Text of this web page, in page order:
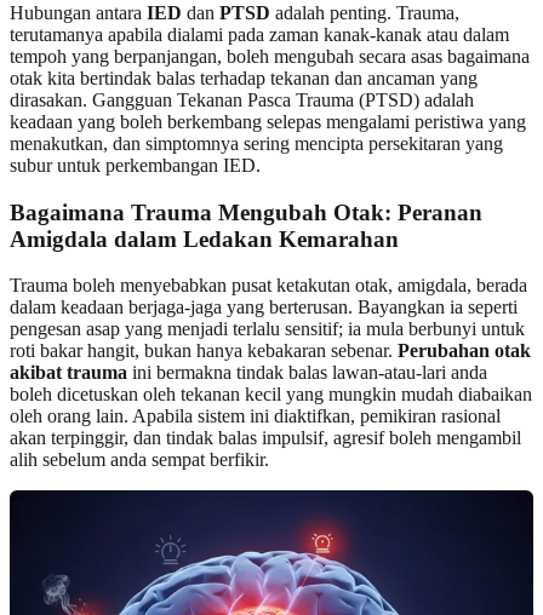
Hubungan antara IED dan PTSD adalah penting. Trauma,
terutamanya apabila dialami pada zaman kanak-kanak atau dalam
tempoh yang berpanjangan, boleh mengubah secara asas bagaimana
otak kita bertindak balas terhadap tekanan dan ancaman yang
dirasakan. Gangguan Tekanan Pasca Trauma (PTSD) adalah
keadaan yang boleh berkembang selepas mengalami peristiwa yang
menakutkan, dan simptomnya sering mencipta persekitaran yang
subur untuk perkembangan IED.
Bagaimana Trauma Mengubah Otak: Peranan
Amigdala dalam Ledakan Kemarahan
Trauma boleh menyebabkan pusat ketakutan otak, amigdala, berada
dalam keadaan berjaga-jaga yang berterusan. Bayangkan ia seperti
pengesan asap yang menjadi terlalu sensitif; ia mula berbunyi untuk
roti bakar hangit, bukan hanya kebakaran sebenar. Perubahan otak
akibat trauma ini bermakna tindak balas lawan-atau-lari anda
boleh dicetuskan oleh tekanan kecil yang mungkin mudah diabaikan
oleh orang lain. Apabila sistem ini diaktifkan, pemikiran rasional
akan terpinggir, dan tindak balas impulsif, agresif boleh mengambil
alih sebelum anda sempat berfikir.